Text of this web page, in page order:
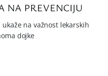
NA PREVENCIJU
na važnost lekarskih
dojke